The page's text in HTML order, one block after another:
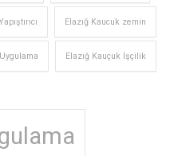
Elazığ Kaucuk zemin
Elazığ Kauçuk İşçilik